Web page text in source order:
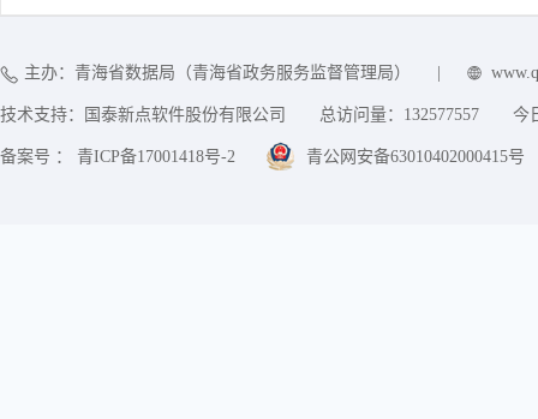
主办：青海省数据局（青海省政务服务监督管理局）
技术支持：国泰新点软件股份有限公司 总访问量： 132577557 今
备案号 ： 青ICP备17001418号-2 青公网安备63010402000415号